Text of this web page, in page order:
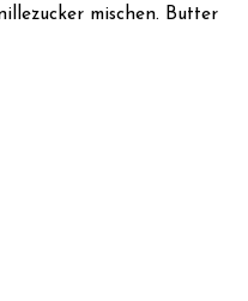
mischen. Butter